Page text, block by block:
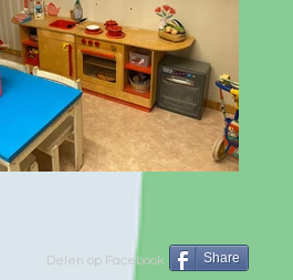
Share
Delen op Facebook